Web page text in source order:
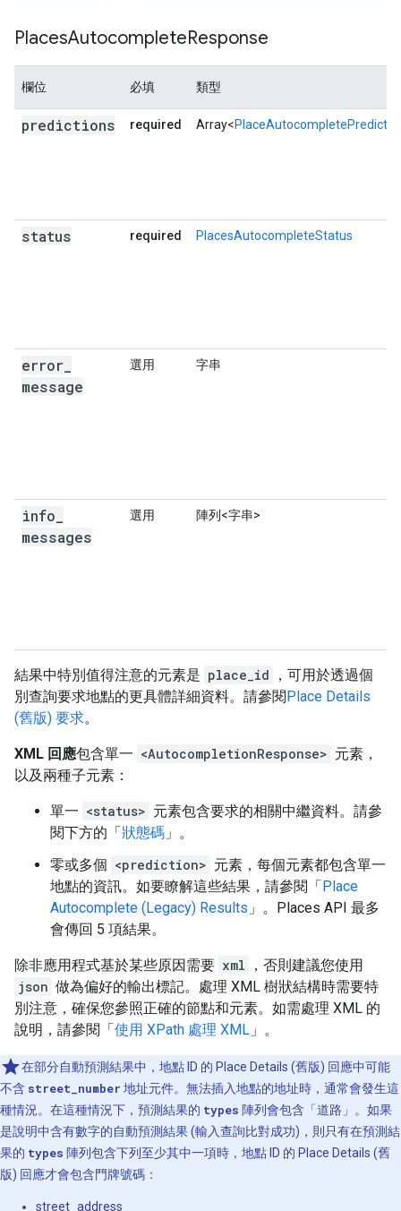
{
"description": "Paris, TX, USA",
"matched_substrings"
"place_id"
"ChIJmysnFgZYSoYRSfPTL2YJuck"
"reference"
:
"structured_formatting":
},
"terms":
"types": ["locality", "political",
{
"main_text": "Paris"
{ "offset": 11, "value": "USA" },
],
"types" : ["locality" , "political",
},
{
"description"
"Paris, Brant, ON, Canada"
"matched_substrings": [{ "length" : 5,
"place_id"
"structured_formatting":
"main_text_matched_substrings": [{
"secondary_text": "Brant, ON, Canada"
},
"terms":
[
{ "offset": 0 "value": "Paris" },
{ "offset": 7 , "value": "Brant" },
{ "offset" : 14, "value": "ON" },
{ "offset": 18, "value": "Canada" },
],
},
{
"description" : "Paris, KY, USA",
"matched_substrings" : [{ "length": 5,
"place_id": "ChIJsU7_xMfKQ4gReI89RJn0-RQ",
"reference": "ChIJsU7_xMfKQ4gReI89RJn0-RQ"
"structured_formatting"
PlacesAutocompleteResponse
欄位 必填 類型
predictions required Array<
status required PlacesAutocompleteStatus
error
message
選用 字串
info
messages
選用 陣列<字串>
結果中特別值得注意的元素是 place_id
，可用於透過個
別查詢要求地點的更具體詳細資料。請參閱Place Details
(舊版) 要求。
XML 回應包含單一 <AutocompletionResponse> 元素，
以及兩種子元素：
單一 <status> 元素包含要求的相關中繼資料。請參
閱下方的「狀態碼 」。
零或多個 <prediction> 元素，每個元素都包含單一
地點的資訊。如要瞭解這些結果，請參閱「Place
Autocomplete (Legacy) Results 」。Places API 最多
會傳回 5 項結果。
除非應用程式基於某些原因需要 xml
，否則建議您使用
json 做為偏好的輸出標記。處理 XML 樹狀結構時需要特
別注意，確保您參照正確的節點和元素。如需處理 XML 的
說明，請參閱「使用 XPath 處理 XML 」。
在部分自動預測結果中，地點 ID 的 Place Details (舊版) 回應中可能
不含 street_number 地址元件。無法插入地點的地址時，通常會發生這
種情況。在這種情況下，預測結果的 types 陣列會包含「道路」。如果
是說明中含有數字的自動預測結果 (輸入查詢比對成功)，則只有在預測結
果的 types 陣列包含下列至少其中一項時，地點 ID 的 Place Details (舊
版) 回應才會包含門牌號碼：
street_address